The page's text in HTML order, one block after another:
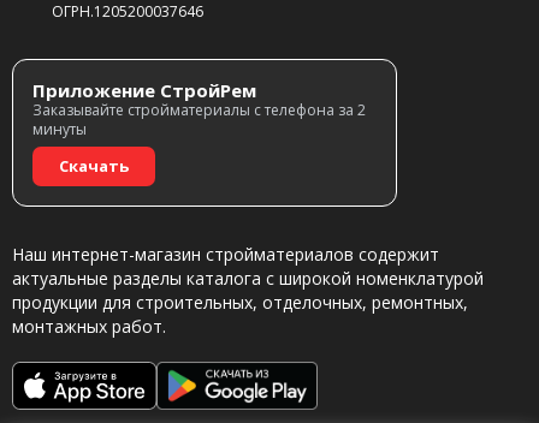
ОГРН.1205200037646
Приложение СтройРем
Заказывайте стройматериалы с телефона за 2
минуты
Скачать
Наш интернет-магазин стройматериалов содержит
актуальные разделы каталога с широкой номенклатурой
продукции для строительных, отделочных, ремонтных,
монтажных работ.